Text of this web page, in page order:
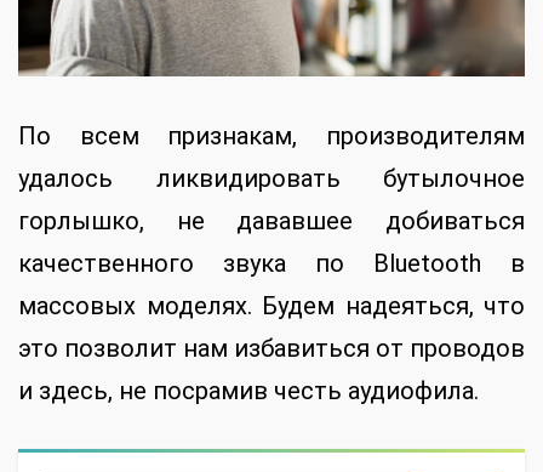
По всем признакам, производителям
удалось ликвидировать бутылочное
горлышко, не дававшее добиваться
качественного звука по Bluetooth в
массовых моделях. Будем надеяться, что
это позволит нам избавиться от проводов
и здесь, не посрамив честь аудиофила.